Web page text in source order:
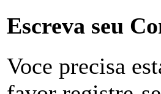
Escreva seu
Voce precisa